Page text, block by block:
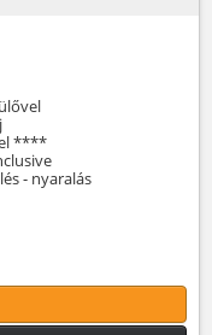
****
- nyaralás